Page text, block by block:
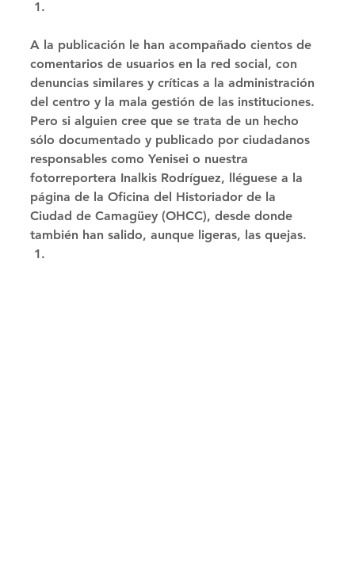
A la publicación le han acompañado cientos de
comentarios de usuarios en la red social, con
denuncias similares y críticas a la administración
del centro y la mala gestión de las instituciones.
Pero si alguien cree que se trata de un hecho
sólo documentado y publicado por ciudadanos
responsables como Yenisei o nuestra
fotorreportera Inalkis Rodríguez, lléguese a la
página de la Oficina del Historiador de la
Ciudad de Camagüey (OHCC), desde donde
también han salido, aunque ligeras, las quejas.